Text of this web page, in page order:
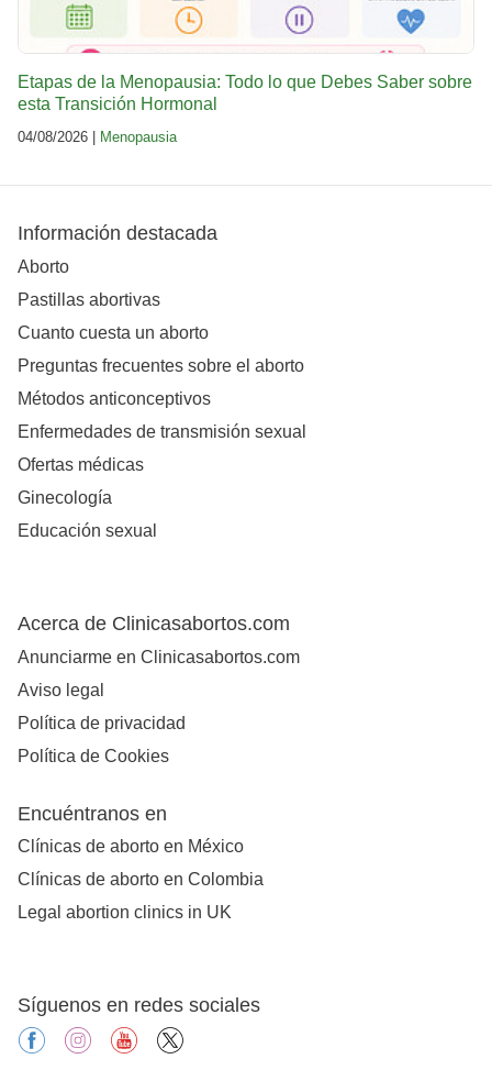
Etapas de la Menopausia: Todo lo que Debes Saber sobre
esta Transición Hormonal
04/08/2026 | Menopausia
Información destacada
Aborto
Pastillas abortivas
Cuanto cuesta un aborto
Preguntas frecuentes sobre el aborto
Métodos anticonceptivos
Enfermedades de transmisión sexual
Ofertas médicas
Ginecología
Educación sexual
Acerca de Clinicasabortos.com
Anunciarme en Clinicasabortos.com
Aviso legal
Política de privacidad
Política de Cookies
Encuéntranos en
Clínicas de aborto en México
Clínicas de aborto en Colombia
Legal abortion clinics in UK
Síguenos en redes sociales
facebookinstagramyoutube